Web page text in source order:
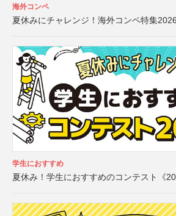
海外コンペ
夏休みにチャレンジ！海外コンペ特集2026
学生におすすめ
夏休み！学生におすすめのコンテスト《